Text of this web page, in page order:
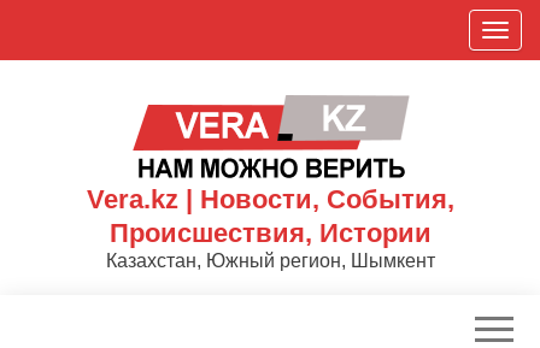
П
о
к
Vera.kz | Новости, События,
Происшествия, Истории
Казахстан, Южный регион, Шымкент